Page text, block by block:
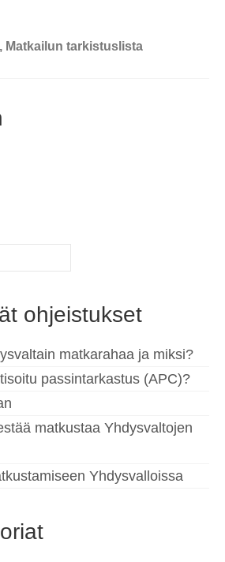
, Matkailun tarkistuslista
ohjeistukset
matkarahaa ja miksi?
passintarkastus (APC)?
matkustaa Yhdysvaltojen
Yhdysvalloissa